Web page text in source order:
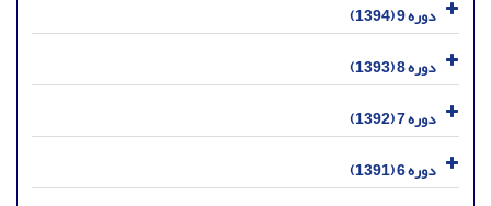
دوره 9 (1394)
دوره 8 (1393)
دوره 7 (1392)
دوره 6 (1391)